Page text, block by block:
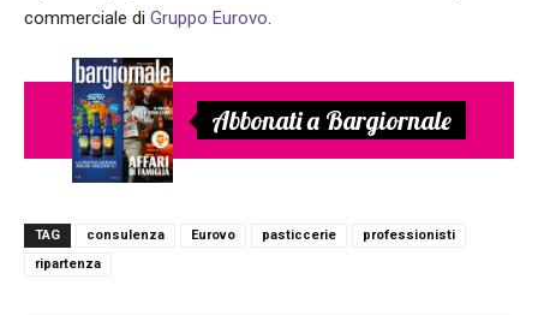
commerciale di Gruppo Eurovo.
Abbonati a Bargiornale
TAG consulenza Eurovo pasticcerie
professionisti
ripartenza